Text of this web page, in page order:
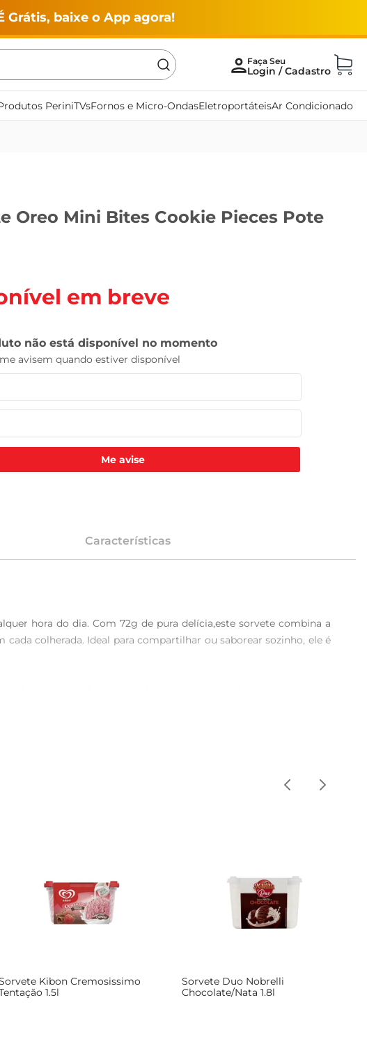
Grátis, baixe o App agora!
PeriniTVsFornos e Micro-OndasEletroportáteisAr Condicionado
Oreo Mini Bites Cookie Pieces Pote
em breve
Me avise
Características
hora do dia. Com 72g de pura delícia,este sorvete combina a
colherada. Ideal para compartilhar ou saborear sozinho, ele é
do simples ato de comer um sorvete, transformandoo em um
para sobremesas, como bolos e tortas, adicionando
Kibon Cremosissimo
1.5l
Sorvete Duo Nobrelli
Chocolate/Nata 1.8l